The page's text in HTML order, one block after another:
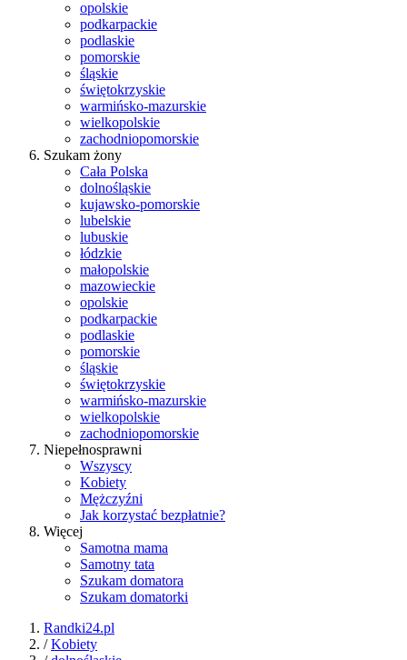
opolskie
podkarpackie
podlaskie
pomorskie
śląskie
świętokrzyskie
warmińsko-mazurskie
wielkopolskie
zachodniopomorskie
Szukam żony
Cała Polska
dolnośląskie
kujawsko-pomorskie
lubelskie
lubuskie
łódzkie
małopolskie
mazowieckie
opolskie
podkarpackie
podlaskie
pomorskie
śląskie
świętokrzyskie
warmińsko-mazurskie
wielkopolskie
zachodniopomorskie
Niepełnosprawni
Wszyscy
Kobiety
Mężczyźni
Jak korzystać bezpłatnie?
Więcej
Samotna mama
Samotny tata
Szukam domatora
Szukam domatorki
Randki24.pl
/Kobiety